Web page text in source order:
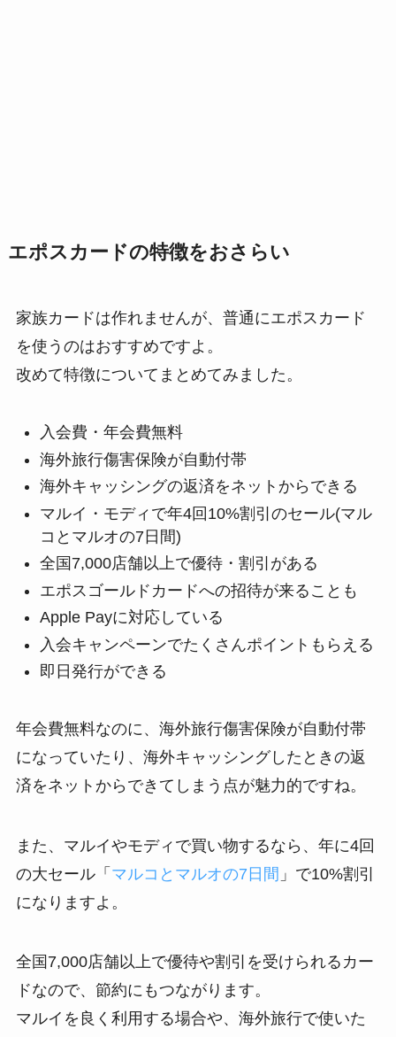
エポスカードの特徴をおさらい
家族カードは作れませんが、普通にエポスカード
を使うのはおすすめですよ。
改めて特徴についてまとめてみました。
入会費・年会費無料
海外旅行傷害保険が自動付帯
海外キャッシングの返済をネットからできる
マルイ・モディで年4回10%割引のセール(マル
コとマルオの7日間)
全国7,000店舗以上で優待・割引がある
エポスゴールドカードへの招待が来ることも
Apple Payに対応している
入会キャンペーンでたくさんポイントもらえる
即日発行ができる
年会費無料なのに、海外旅行傷害保険が自動付帯
になっていたり、海外キャッシングしたときの返
済をネットからできてしまう点が魅力的ですね。
また、マルイやモディで買い物するなら、年に4回
の大セール「 マルコとマルオの7日間 」で10%割引
になりますよ。
全国7,000店舗以上で優待や割引を受けられるカー
ドなので、節約にもつながります。
マルイを良く利用する場合や、海外旅行で使いた